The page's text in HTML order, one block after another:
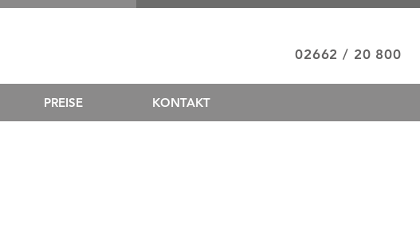
02662 / 20 800
PREISE KONTAKT